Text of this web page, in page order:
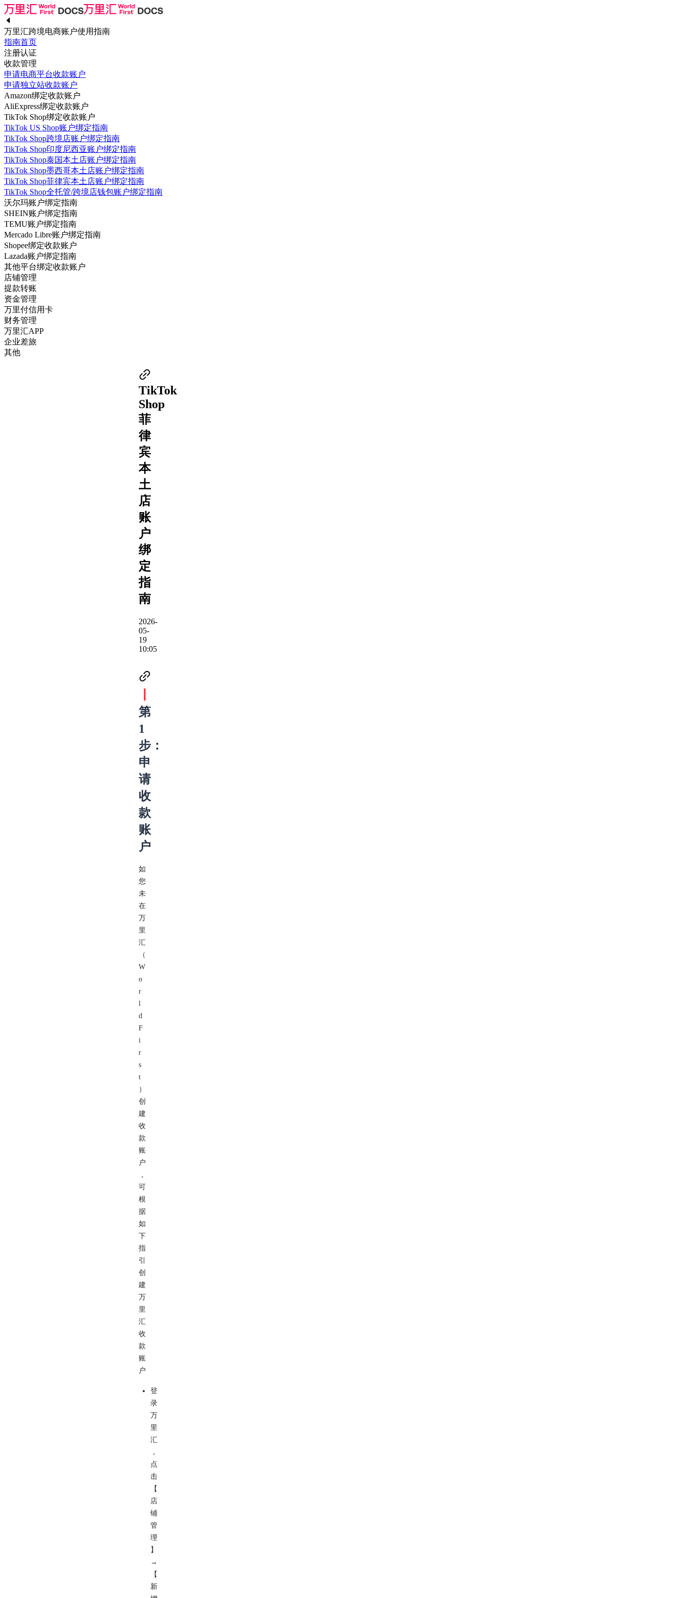
万里汇跨境电商账户使用指南
指南首页
注册认证
收款管理
申请电商平台收款账户
申请独立站收款账户
Amazon绑定收款账户
AliExpress绑定收款账户
TikTok Shop绑定收款账户
TikTok US Shop账户绑定指南
TikTok Shop跨境店账户绑定指南
TikTok Shop印度尼西亚账户绑定指南
TikTok Shop泰国本土店账户绑定指南
TikTok Shop墨西哥本土店账户绑定指南
TikTok Shop菲律宾本土店账户绑定指南
TikTok Shop全托管/跨境店钱包账户绑定指南
沃尔玛账户绑定指南
SHEIN账户绑定指南
TEMU账户绑定指南
Mercado Libre账户绑定指南
Shopee绑定收款账户
Lazada账户绑定指南
其他平台绑定收款账户
店铺管理
提款转账
资金管理
万里付信用卡
财务管理
万里汇APP
企业差旅
其他
TikTok
Shop
菲
律
宾
本
土
店
账
户
绑
定
指
南
2026-
05-
19
10:05
第
1
步：
申
请
收
款
账
户
如
您
未
在
万
里
汇
（
W
o
r
l
d
F
i
r
s
t
）
创
建
收
款
账
户
，
可
根
据
如
下
指
引
创
建
万
里
汇
收
款
账
户
登
录
万
里
汇
，
点
击
【
店
铺
管
理
】
→
【
新